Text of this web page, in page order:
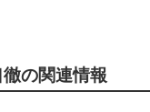
の関連情報